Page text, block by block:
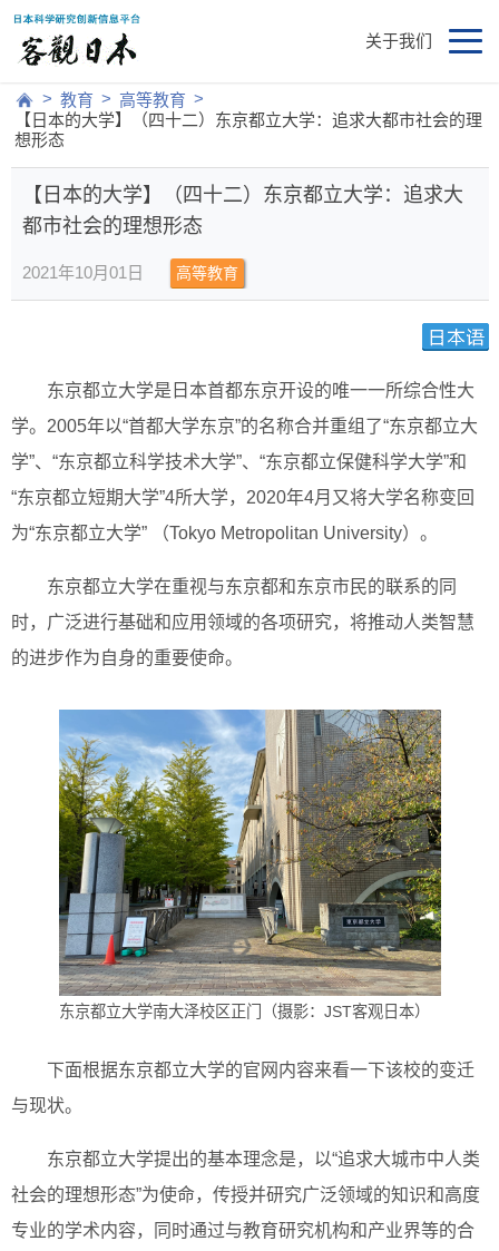
关于我们
> 教育 > 高等教育 >
【日本的大学】（四十二）东京都立大学：追求大都市社会的理
想形态
【日本的大学】（四十二）东京都立大学：追求大
都市社会的理想形态
2021年10月01日 高等教育
东京都立大学是日本首都东京开设的唯一一所综合性大
学。2005年以“首都大学东京”的名称合并重组了“东京都立大
学”、“东京都立科学技术大学”、“东京都立保健科学大学”和
“东京都立短期大学”4所大学，2020年4月又将大学名称变回
为“东京都立大学” （Tokyo Metropolitan University）。
东京都立大学在重视与东京都和东京市民的联系的同
时，广泛进行基础和应用领域的各项研究，将推动人类智慧
的进步作为自身的重要使命。
东京都立大学南大泽校区正门（摄影：JST客观日本）
下面根据东京都立大学的官网内容来看一下该校的变迁
与现状。
东京都立大学提出的基本理念是，以“追求大城市中人类
社会的理想形态”为使命，传授并研究广泛领域的知识和高度
专业的学术内容，同时通过与教育研究机构和产业界等的合